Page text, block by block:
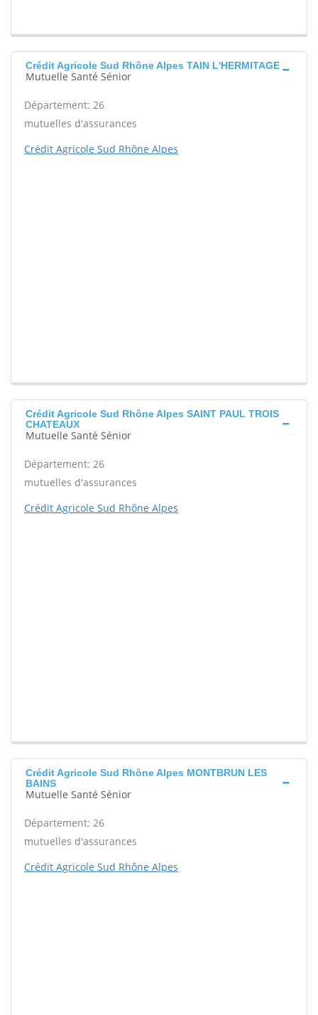
Crédit Agricole Sud Rhône Alpes TAIN L'HERMITAGE
Mutuelle Santé Sénior
Département: 26
mutuelles d'assurances
Crédit Agricole Sud Rhône Alpes
Crédit Agricole Sud Rhône Alpes SAINT PAUL TROIS
CHATEAUX
Mutuelle Santé Sénior
Département: 26
mutuelles d'assurances
Crédit Agricole Sud Rhône Alpes
Crédit Agricole Sud Rhône Alpes MONTBRUN LES
BAINS
Mutuelle Santé Sénior
Département: 26
mutuelles d'assurances
Crédit Agricole Sud Rhône Alpes